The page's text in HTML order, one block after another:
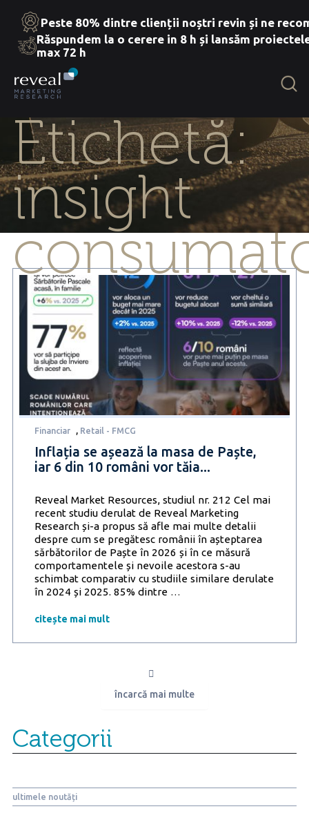
the
content
Peste 80% dintre clienții noștri revin și ne
Răspundem la o cerere in 8 h și lansăm
max 72 h
Etichetă:
insight
Financiar , Retail - FMCG
Inflația se așează la masa de Paște,
iar 6 din 10 români vor tăia...
Reveal Market Resources, studiul nr. 212 Cel mai
recent studiu derulat de Reveal Marketing
Research și-a propus să afle mai multe detalii
despre cum se pregătesc românii în așteptarea
sărbătorilor de Paște în 2026 și în ce măsură
comportamentele și nevoile acestora s-au
schimbat comparativ cu studiile similare derulate
în 2024 și 2025. 85% dintre …
masa
6
coșul
citește mai mult
încarcă mai multe
Categorii
ultimele noutăți